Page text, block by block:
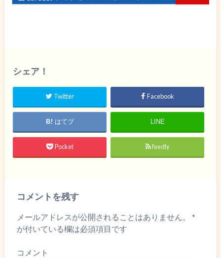
シェア！
Twitter Facebook
はてブ LINE
Pocket feedly
コメントを残す
メールアドレスが公開されることはありません。
*
が付いている欄は必須項目です
コメント